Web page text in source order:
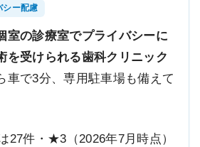
シー配慮
室の診療室でプライバシーに
を受けられる歯科クリニック
車で3分、専用駐車場も備えて
27件・★3（2026年7月時点）